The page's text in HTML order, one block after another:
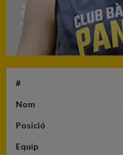
#
Nom
Posició
Equip